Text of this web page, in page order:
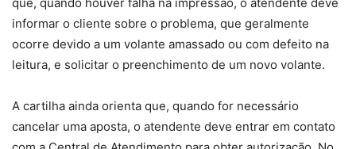
que, quando houver falha na impressão, o atendente deve
informar o cliente sobre o problema, que geralmente
ocorre devido a um volante amassado ou com defeito na
leitura, e solicitar o preenchimento de um novo volante.
A cartilha ainda orienta que, quando for necessário
cancelar uma aposta, o atendente deve entrar em contato